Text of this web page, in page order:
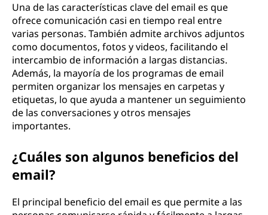
Una de las características clave del email es que
ofrece comunicación casi en tiempo real entre
varias personas. También admite archivos adjuntos
como documentos, fotos y videos, facilitando el
intercambio de información a largas distancias.
Además, la mayoría de los programas de email
permiten organizar los mensajes en carpetas y
etiquetas, lo que ayuda a mantener un seguimiento
de las conversaciones y otros mensajes
importantes.
¿Cuáles son algunos beneficios del
email?
El principal beneficio del email es que permite a las